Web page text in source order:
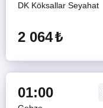
DK Köksallar Seyahat
2 064₺
01:00